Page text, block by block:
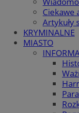
Ciekawe
Artykuły
KRYMINALNE
MIASTO